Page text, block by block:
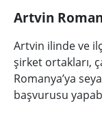
Artvin
Artvin ilinde ve
şirket ortakları,
Romanya’ya
başvurusu